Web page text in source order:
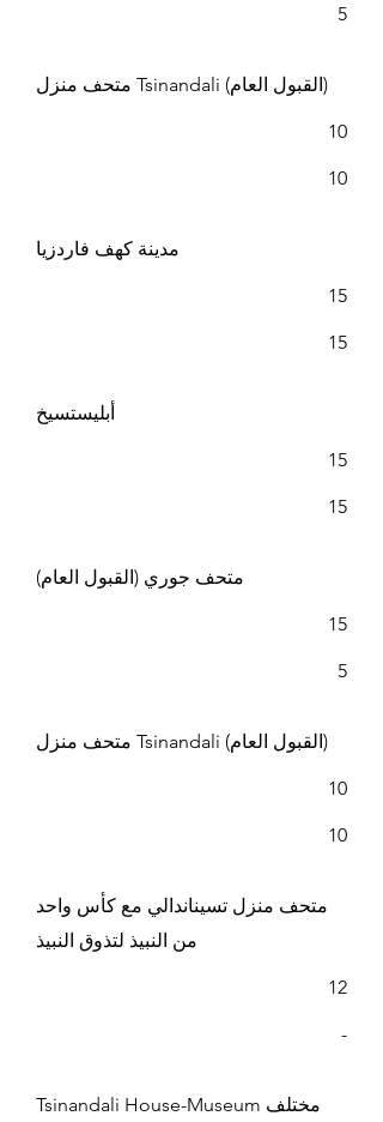
5
متحف منزل Tsinandali (القبول العام)
10
10
مدينة كهف فاردزيا
15
15
أبليستسيخ
15
15
متحف جوري (القبول العام)
15
5
متحف منزل Tsinandali (القبول العام)
10
10
متحف منزل تسيناندالي مع كأس واحد
من النبيذ لتذوق النبيذ
12
-
Tsinandali House-Museum مختلف